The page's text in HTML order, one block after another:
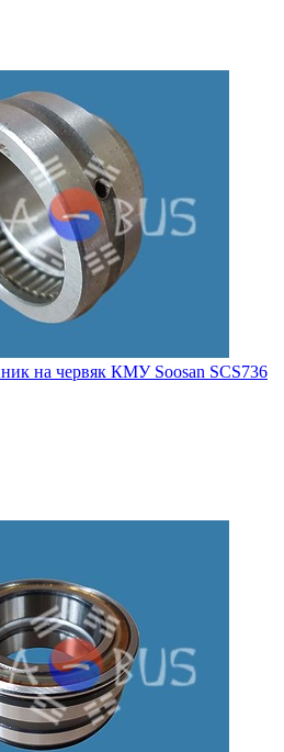
на червяк КМУ Soosan SCS736